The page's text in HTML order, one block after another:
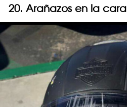
20. Arañazos en la cara